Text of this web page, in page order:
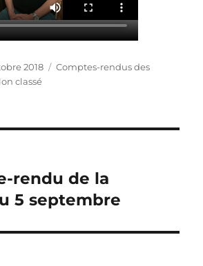
2018 Catégories
Comptes-rendus des
classé
rendu de la
5 septembre